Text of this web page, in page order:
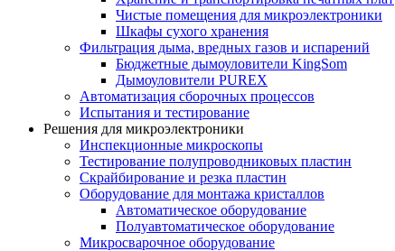
Чистые помещения для микроэлектроники
Шкафы сухого хранения
Фильтрация дыма, вредных газов и испарений
Бюджетные дымоуловители KingSom
Дымоуловители PUREX
Автоматизация сборочных процессов
Испытания и тестирование
Решения для микроэлектроники
Инспекционные микроскопы
Тестирование полупроводниковых пластин
Скрайбирование и резка пластин
Оборудование для монтажа кристаллов
Автоматическое оборудование
Полуавтоматическое оборудование
Микросварочное оборудование